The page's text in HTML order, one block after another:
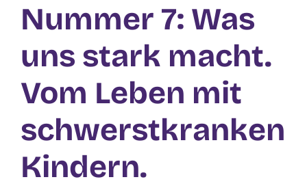
Nummer 7: Was
uns stark macht.
Vom Leben mit
schwerstkranken
Kindern.